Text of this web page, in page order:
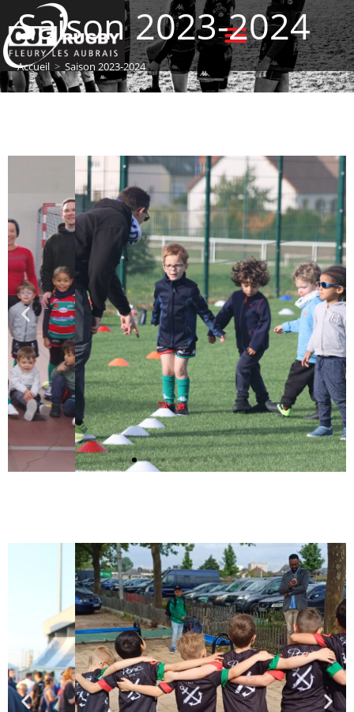
Saison 2023-2024
Accueil > Saison 2023-2024
M6
Saison 2023-2024
Cliquez ici